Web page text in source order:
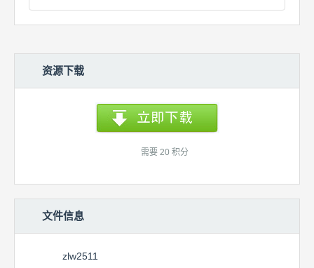
资源下载
需要 20 积分
文件信息
zlw2511